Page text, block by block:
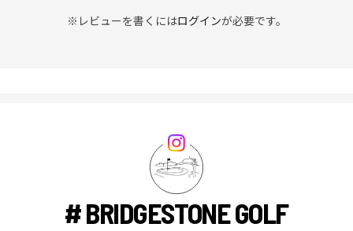
※レビューを書くにはログインが必要です。
# BRIDGESTONE GOLF